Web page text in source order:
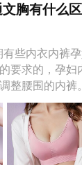
胸有什么
有些内衣内裤
要求的，孕妇
整腰围的内裤
着...